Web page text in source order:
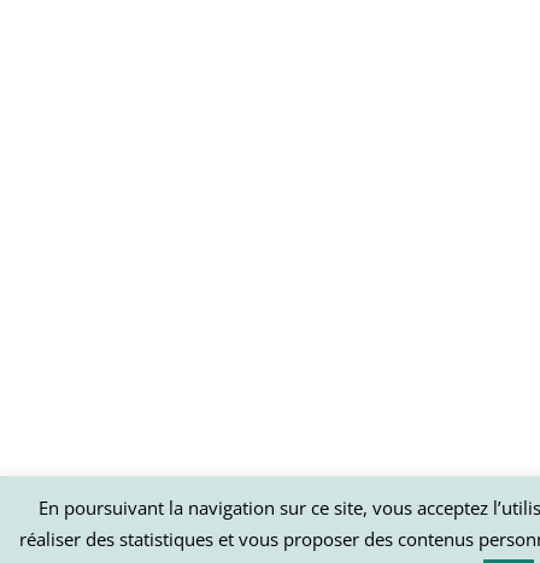
En poursuivant la navigation sur ce site, vous acceptez
réaliser des statistiques et vous proposer des contenus